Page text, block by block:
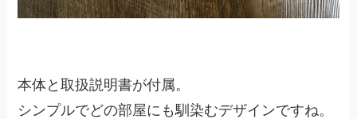
本体と取扱説明書が付属。
シンプルでどの部屋にも馴染むデザインですね。